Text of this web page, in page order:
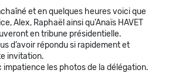
et en quelques heures voici que
Alex, Raphaël ainsi qu’Anaïs HAVET
en tribune présidentielle.
d’avoir répondu si rapidement et
invitation.
impatience les photos de la délégation.